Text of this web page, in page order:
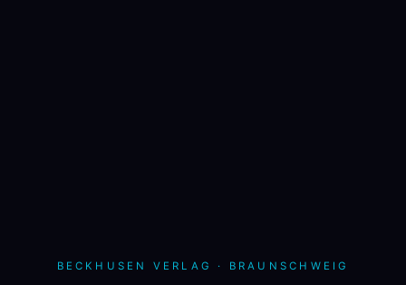
BECKHUSEN VERLAG · BRAUNSCHWEIG